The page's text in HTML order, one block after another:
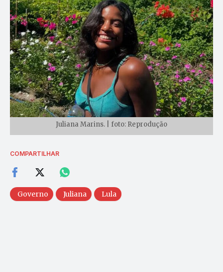
Juliana Marins. | foto: Reprodução
COMPARTILHAR
Governo Juliana Lula